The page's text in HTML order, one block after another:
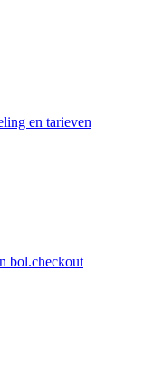
en tarieven
bol.checkout